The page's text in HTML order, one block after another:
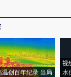
温创百年纪录 当局
视
水